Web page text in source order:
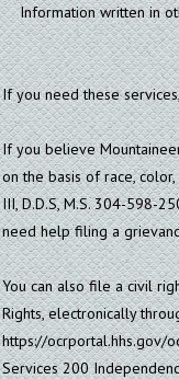
Information written in
If you need these
If you believe
on the basis of race,
III, D.D.S, M.S. 304-598-
need help filing a
You can also file a civil
Rights, electronically
https://ocrportal.hhs.gov/
Services 200